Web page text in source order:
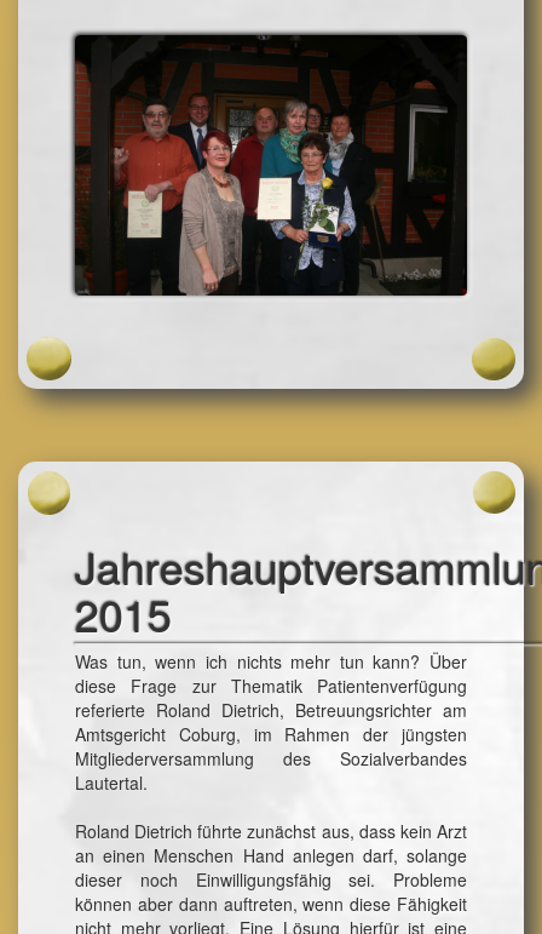
2015
Was tun, wenn ich nichts mehr tun kann? Über
diese Frage zur Thematik Patientenverfügung
referierte Roland Dietrich, Betreuungsrichter am
Amtsgericht Coburg, im Rahmen der jüngsten
Mitgliederversammlung des Sozialverbandes
Lautertal.
Roland Dietrich führte zunächst aus, dass kein Arzt
an einen Menschen Hand anlegen darf, solange
dieser noch Einwilligungsfähig sei. Probleme
können aber dann auftreten, wenn diese Fähigkeit
nicht mehr vorliegt. Eine Lösung hierfür ist eine